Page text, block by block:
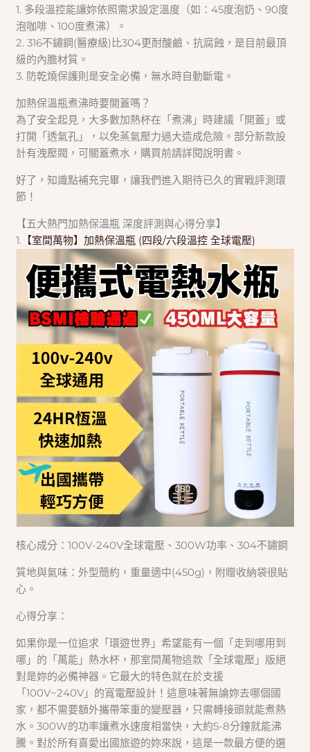
1. 多段溫控能讓妳依照需求設定溫度（如：45度泡奶、90度
泡咖啡、100度煮沸）。
2. 316不鏽鋼(醫療級)比304更耐酸鹼、抗腐蝕，是目前最頂
級的內膽材質。
3. 防乾燒保護則是安全必備，無水時自動斷電。
加熱保溫瓶煮沸時要開蓋嗎？
為了安全起見，大多數加熱杯在「煮沸」時建議「開蓋」或
打開「透氣孔」，以免蒸氣壓力過大造成危險。部分新款設
計有洩壓閥，可關蓋煮水，購買前請詳閱說明書。
好了，知識點補充完畢，讓我們進入期待已久的實戰評測環
節！
【五大熱門加熱保溫瓶 深度評測與心得分享】
1. 【室間萬物】加熱保溫瓶 (四段/六段溫控 全球電壓)
核心成分：100V-240V全球電壓、300W功率、304不鏽鋼
質地與氣味：外型簡約，重量適中(450g)，附贈收納袋很貼
心。
心得分享：
如果你是一位追求「環遊世界」希望能有一個「走到哪用到
哪」的「萬能」熱水杯，那室間萬物這款「全球電壓」版絕
對是妳的必備神器。它最大的特色就在於支援
「100V~240V」的寬電壓設計！這意味著無論妳去哪個國
家，都不需要額外攜帶笨重的變壓器，只需轉接頭就能煮熱
水。300W的功率讓煮水速度相當快，大約5-8分鐘就能沸
騰。對於所有喜愛出國旅遊的妳來說，這是一款最方便的選